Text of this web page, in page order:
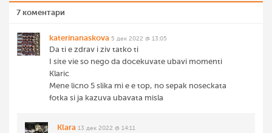
7 коментари
katerinanaskova 5 дек 2022 @ 13:05
Da ti e zdrav i ziv tatko ti
I site vie so nego da docekuvate ubavi momenti
Klaric
Mene licno 5 slika mi e e top, no sepak noseckata
fotka si ja kazuva ubavata misla
Klara 13 дек 2022 @ 14:11